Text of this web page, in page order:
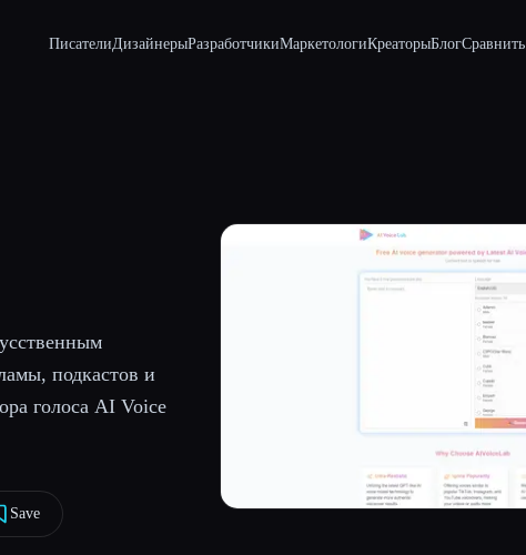
ПисателиДизайнерыРазработчикиМаркетологиКреаторыБлогСравнить
подкастов и
голоса AI Voice
Save